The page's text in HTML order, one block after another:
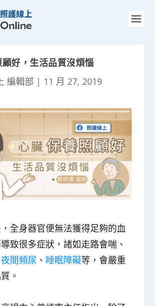
好，生活品質沒煩惱
編輯部 | 11 月 27, 2019
全身器官便無法獲得足夠的血
致很多症狀，諸如走路會喘、
夜間頻尿 、 睡眠障礙等，會嚴重
。